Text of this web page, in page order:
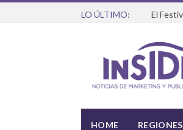
LO ÚLTIMO:
HOME REGIONES